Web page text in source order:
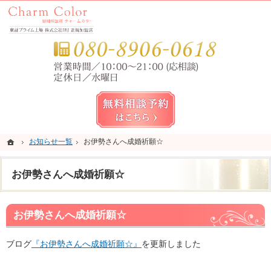
ホーム
お知らせ一覧 お伊勢さんへ成婚祈願☆
お伊勢さんへ成婚祈願☆
錦糸町・亀戸・平井の結婚相談所なら当相談所へ。
錦糸町・亀戸・平井の結婚相談所なら短期成婚を目指すCharm Color (チャームカラー)
お伊勢さんへ成婚祈願☆
ブログ 『お伊勢さんへ成婚祈願☆』 を更新しました
ホーム
お知らせ一覧 お伊勢さんへ成婚祈願☆